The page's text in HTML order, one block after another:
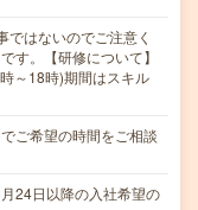
ではないのでご注意く
す。【研修について】
～18時)期間はスキル
ご希望の時間をご相談
24日以降の入社希望の